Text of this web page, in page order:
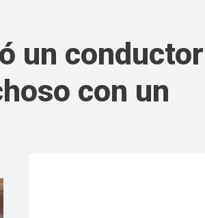
un conductor
con un